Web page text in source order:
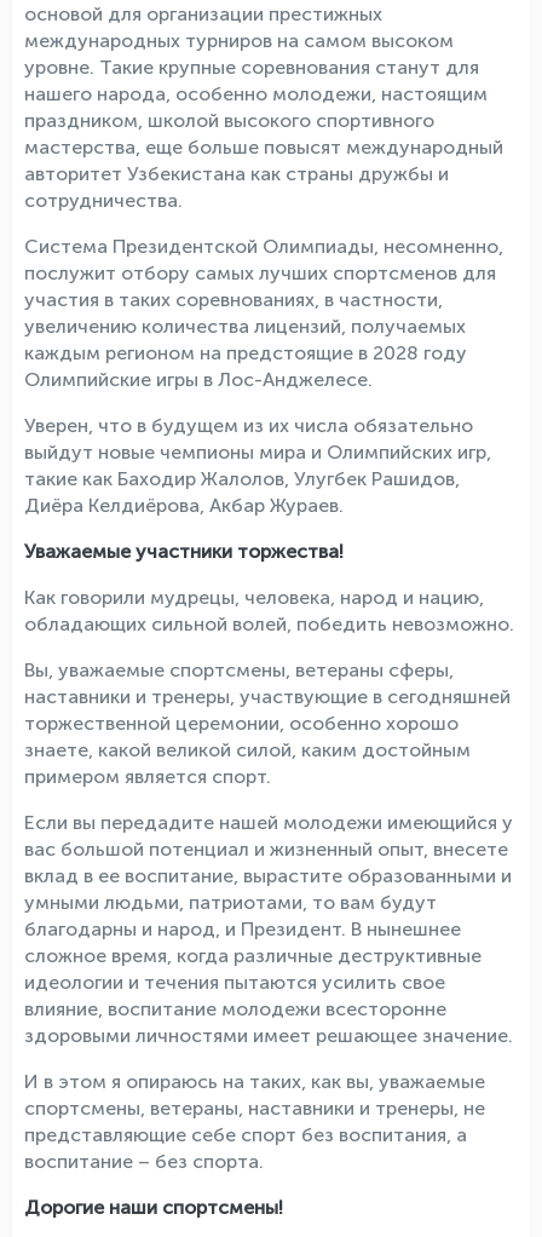
основой для организации престижных
международных турниров на самом высоком
уровне. Такие крупные соревнования станут для
нашего народа, особенно молодежи, настоящим
праздником, школой высокого спортивного
мастерства, еще больше повысят международный
авторитет Узбекистана как страны дружбы и
сотрудничества.
Система Президентской Олимпиады, несомненно,
послужит отбору самых лучших спортсменов для
участия в таких соревнованиях, в частности,
увеличению количества лицензий, получаемых
каждым регионом на предстоящие в 2028 году
Олимпийские игры в Лос-Анджелесе.
Уверен, что в будущем из их числа обязательно
выйдут новые чемпионы мира и Олимпийских игр,
такие как Баходир Жалолов, Улугбек Рашидов,
Диёра Келдиёрова, Акбар Жураев.
Уважаемые участники торжества!
Как говорили мудрецы, человека, народ и нацию,
обладающих сильной волей, победить невозможно.
Вы, уважаемые спортсмены, ветераны сферы,
наставники и тренеры, участвующие в сегодняшней
торжественной церемонии, особенно хорошо
знаете, какой великой силой, каким достойным
примером является спорт.
Если вы передадите нашей молодежи имеющийся у
вас большой потенциал и жизненный опыт, внесете
вклад в ее воспитание, вырастите образованными и
умными людьми, патриотами, то вам будут
благодарны и народ, и Президент. В нынешнее
сложное время, когда различные деструктивные
идеологии и течения пытаются усилить свое
влияние, воспитание молодежи всесторонне
здоровыми личностями имеет решающее значение.
И в этом я опираюсь на таких, как вы, уважаемые
спортсмены, ветераны, наставники и тренеры, не
представляющие себе спорт без воспитания, а
воспитание – без спорта.
Дорогие наши спортсмены!